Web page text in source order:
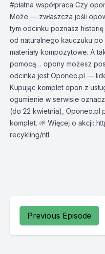
#płatna współpraca Czy
Może — zwłaszcza jeśli
tym odcinku poznasz
od naturalnego kauczuku
materiały kompozytowe. A
pomocą… opony możesz
odcinka jest Oponeo.pl —
Kupując komplet opon z
ogumienie w serwisie
(do 22 kwietnia), Oponeo.pl
komplet. 🌱 Więcej o akcji:
recykling/ntl
Previous Episode